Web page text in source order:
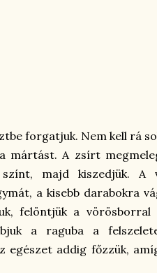
forgatjuk. Nem kell rá
mártást. A zsírt
majd kiszedjük. A
a kisebb darabokra
felöntjük a
a raguba a
egészet addig főzzük,